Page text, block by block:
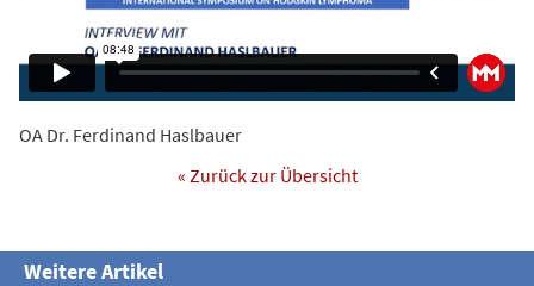
OA Dr. Ferdinand Haslbauer
« Zurück zur Übersicht
Weitere Artikel